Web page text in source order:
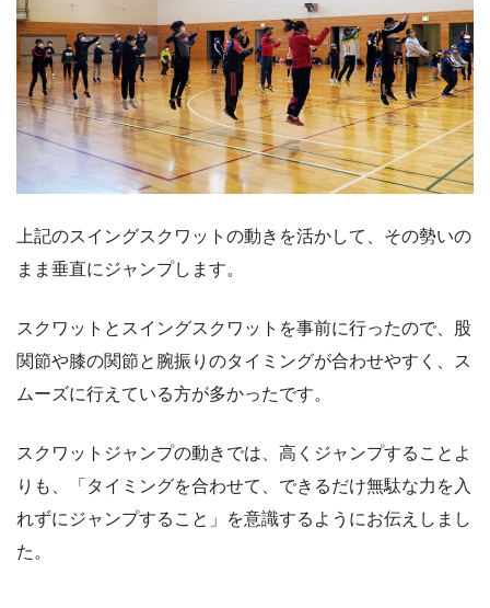
上記のスイングスクワットの動きを活かして、その勢いの
まま垂直にジャンプします。
スクワットとスイングスクワットを事前に行ったので、股
関節や膝の関節と腕振りのタイミングが合わせやすく、ス
ムーズに行えている方が多かったです。
スクワットジャンプの動きでは、高くジャンプすることよ
りも、「タイミングを合わせて、できるだけ無駄な力を入
れずにジャンプすること」を意識するようにお伝えしまし
た。